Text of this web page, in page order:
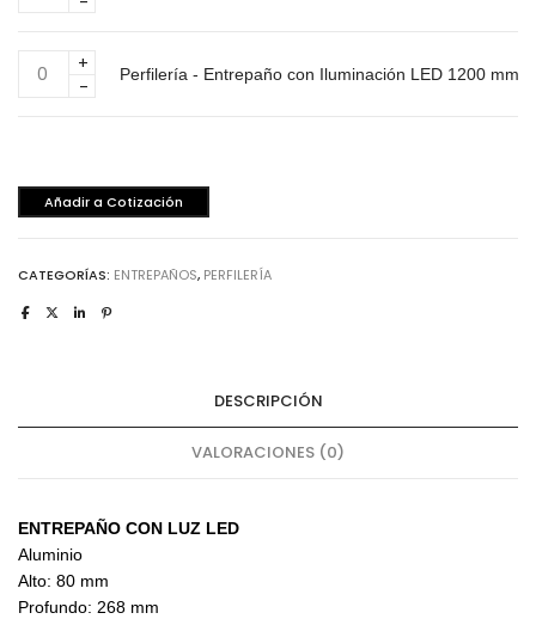
Iluminación
Perfilería
LED
1200
cantidad
Perfilería - Entrepaño con Iluminación LED 1200 mm
Añadir a Cotización
CATEGORÍAS: ENTREPAÑOS, PERFILERÍA
DESCRIPCIÓN
VALORACIONES (0)
ENTREPAÑO CON LUZ LED
Aluminio
Alto: 80 mm
Profundo: 268 mm